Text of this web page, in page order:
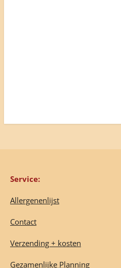
Service:
Allergenenlijst
Contact
Verzending + kosten
Gezamenlijke Planning